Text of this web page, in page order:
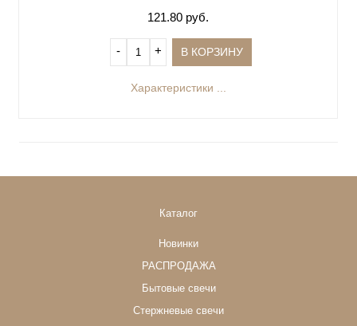
121.80 руб.
‐ + В КОРЗИНУ
Характеристики ...
Каталог
Новинки
РАСПРОДАЖА
Бытовые свечи
Стержневые свечи